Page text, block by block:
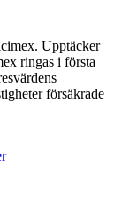
Upptäcker
ringas i första
försäkrade